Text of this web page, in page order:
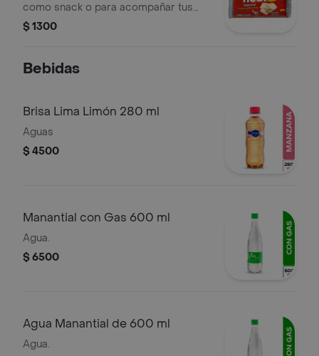
como snack o para acompañar tus
comidas.
$ 1300
Bebidas
Brisa Lima Limón 280 ml
Aguas
$ 4500
Manantial con Gas 600 ml
Agua.
$ 6500
Agua Manantial de 600 ml
Agua.